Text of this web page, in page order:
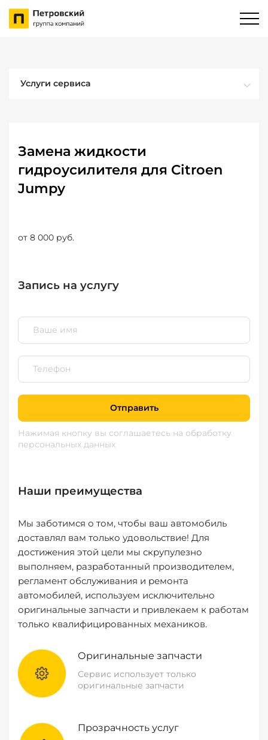
Услуги сервиса
Замена жидкости
гидроусилителя для Citroen
Jumpy
от 8 000 руб.
Запись на услугу
Отправить
Нажимая кнопку вы соглашаетесь на обработку
персональных данных
Наши преимущества
Мы заботимся о том, чтобы ваш автомобиль
доставлял вам только удовольствие! Для
достижения этой цели мы скрупулезно
выполняем, разработанный производителем,
регламент обслуживания и ремонта
автомобилей, используем исключительно
оригинальные запчасти и привлекаем к работам
только квалифицированных механиков.
Оригинальные запчасти
Сервис использует только
оригинальные запчасти
Прозрачность услуг